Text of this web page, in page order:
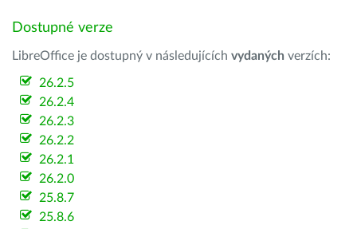
Dostupné verze
LibreOffice je dostupný v následujících vydaných verzích:
26.2.5
26.2.4
26.2.3
26.2.2
26.2.1
26.2.0
25.8.7
25.8.6